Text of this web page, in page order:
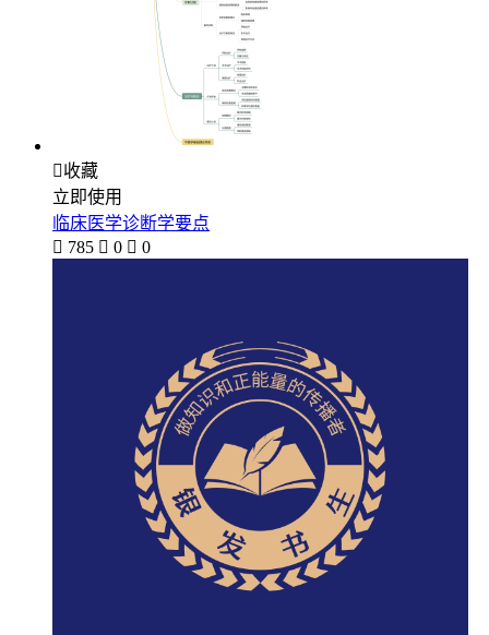
收藏
立即使用
临床医学诊断学要点
 785  0  0